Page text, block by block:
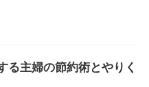
る主婦の節約術とやりく